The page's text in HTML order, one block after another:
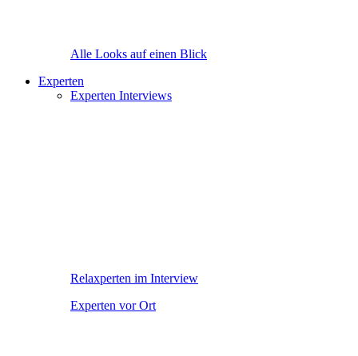
Alle Looks auf einen Blick
Experten
Experten Interviews
Relaxperten im Interview
Experten vor Ort